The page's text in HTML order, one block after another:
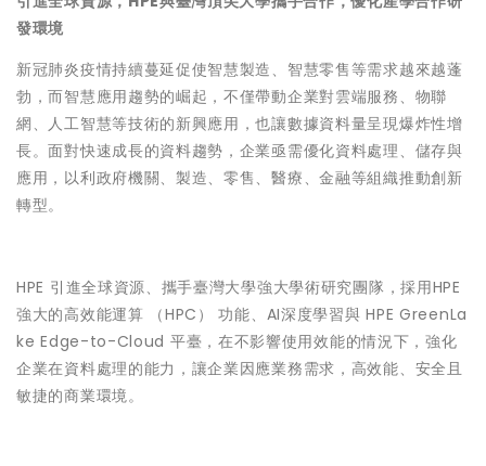
發環境
新冠肺炎疫情持續蔓延促使智慧製造、智慧零售等需求越來越蓬
勃，而智慧應用趨勢的崛起，不僅帶動企業對雲端服務、物聯
網、人工智慧等技術的新興應用，也讓數據資料量呈現爆炸性增
長。面對快速成長的資料趨勢，企業亟需優化資料處理、儲存與
應用，以利政府機關、製造、零售、醫療、金融等組織推動創新
轉型。
HPE 引進全球資源、攜手臺灣大學強大學術研究團隊，採用HPE
強大的高效能運算 （HPC） 功能、AI深度學習與 HPE GreenLa
ke Edge-to-Cloud 平臺，在不影響使用效能的情況下，強化
企業在資料處理的能力，讓企業因應業務需求，高效能、安全且
敏捷的商業環境。